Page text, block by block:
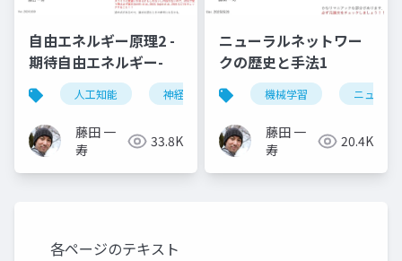
自由エネルギー原理2 -
期待自由エネルギー-
人工知能 神経科学
藤田 一
寿
33.8K
ニューラルネットワー
クの歴史と手法1
機械学習 ニューラ
藤田 一
寿
20.4K
各ページのテキスト